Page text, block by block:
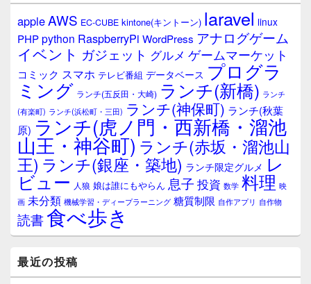
ウ
ィ
ジ
ェ
ア
appleAWS EC-CUBE kintone(キントーン) laravel linux
PHPpython RaspberryPi WordPress アナログゲーム
イベント ガジェット グルメ ゲームマーケット
コミック スマホ テレビ番組 データベース プログラ
ミング ランチ(五反田・大崎) ランチ(新橋) ランチ
(有楽町) ランチ(浜松町・三田) ランチ(神保町) ランチ(秋葉
原) ランチ(虎ノ門・西新橋・溜池
山王・神谷町) ランチ(赤坂・溜池山
王) ランチ(銀座・築地) ランチ限定グルメ レ
ビュー 人狼 娘は誰にもやらん 息子 投資 数学 料理 映
画 未分類 機械学習・ディープラーニング 糖質制限 自作アプリ 自作物
読書食べ歩き
最近の投稿